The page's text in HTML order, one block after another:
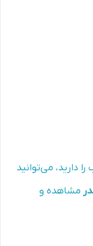
دارید، می‌توانید
مشاهده و